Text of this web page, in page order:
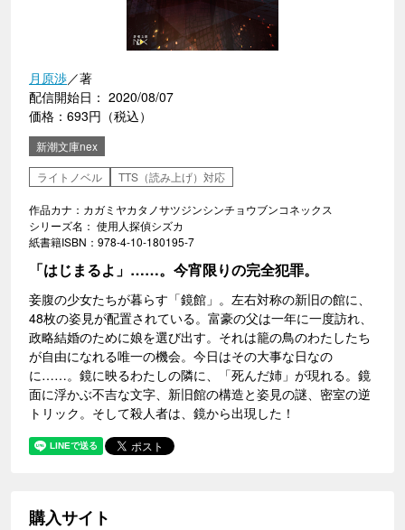
月原渉／著
配信開始日： 2020/08/07
価格：693円（税込）
新潮文庫nex
ライトノベル
TTS（読み上げ）対応
作品カナ：カガミヤカタノサツジンシンチョウブンコネックス
シリーズ名： 使用人探偵シズカ
紙書籍ISBN：978-4-10-180195-7
「はじまるよ」……。今宵限りの完全犯罪。
妾腹の少女たちが暮らす「鏡館」。左右対称の新旧の館に、
48枚の姿見が配置されている。富豪の父は一年に一度訪れ、
政略結婚のために娘を選び出す。それは籠の鳥のわたしたち
が自由になれる唯一の機会。今日はその大事な日なの
に……。鏡に映るわたしの隣に、「死んだ姉」が現れる。鏡
面に浮かぶ不吉な文字、新旧館の構造と姿見の謎、密室の逆
トリック。そして殺人者は、鏡から出現した！
購入サイト